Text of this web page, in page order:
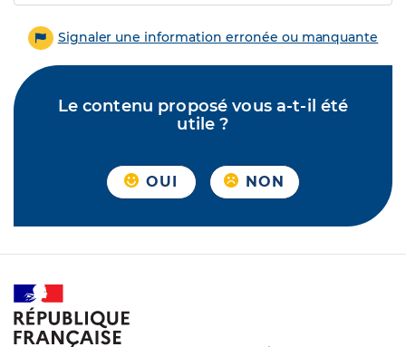
Signaler une information erronée ou manquante
Le contenu proposé vous a-t-il été
utile ?
OUI NON